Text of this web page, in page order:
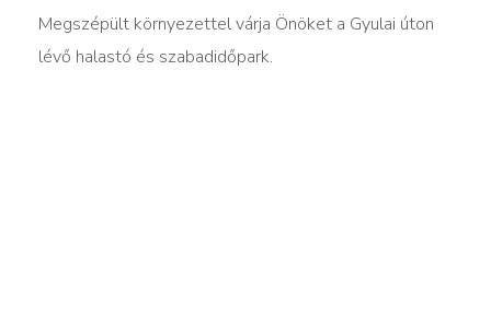
Megszépült környezettel várja Önöket a Gyulai úton
lévő halastó és szabadidőpark.